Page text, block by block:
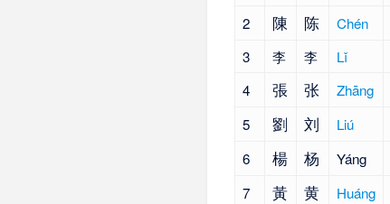
2
陳 陈 Chén
3
李 李 Lǐ
4
張 张 Zhāng
5
劉 刘 Liú
6
楊 杨 Yáng
7
黃 黄 Huáng